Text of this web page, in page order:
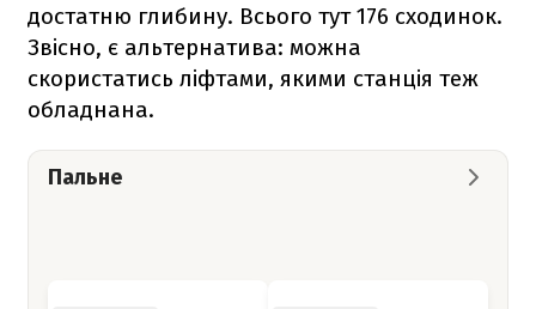
достатню глибину. Всього тут 176 сходинок.
Звісно, є альтернатива: можна
скористатись ліфтами, якими станція теж
обладнана.
Пальне